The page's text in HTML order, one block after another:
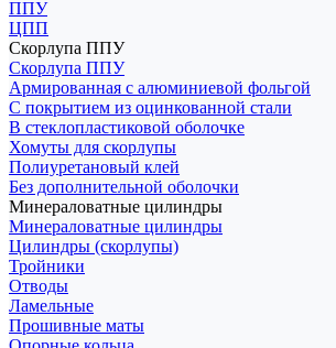
ППУ
ЦПП
Скорлупа ППУ
Скорлупа ППУ
Армированная с алюминиевой фольгой
С покрытием из оцинкованной стали
В стеклопластиковой оболочке
Хомуты для скорлупы
Полиуретановый клей
Без дополнительной оболочки
Минераловатные цилиндры
Минераловатные цилиндры
Цилиндры (скорлупы)
Тройники
Отводы
Ламельные
Прошивные маты